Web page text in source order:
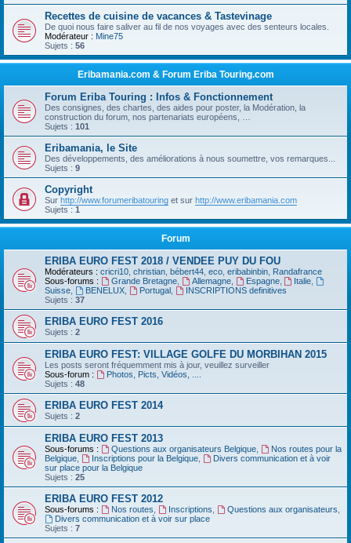
Recettes de cuisine de vacances & Tastevinage
De quoi nous faire saliver au fil de nos voyages avec des senteurs locales.
Modérateur : Mine75
Sujets : 56
Eribamania.com & Forum Eriba Touring.com
Forum Eriba Touring : Infos & Fonctionnement
Des consignes, des chartes, des aides pour poster, la Modération, la
construction du forum, nos partenariats européens, …
Sujets : 101
Eribamania, le Site
Des développements, des améliorations à nous soumettre, vos remarques...
Sujets : 9
Copyright
Sur http://www.forumeribatouring et sur http://www.eribamania.com
Sujets : 1
Forum
ERIBA EURO FEST 2018 / VENDEE PUY DU FOU
Modérateurs : cricri10 christian bébert44 eco eribabinbin Randafrance
Sous-forums :
Grande Bretagne, Allemagne, Espagne, Italie
Suisse
BENELUX, Portugal,
INSCRIPTIONS definitives
Sujets : 37
ERIBA EURO FEST 2016
Sujets : 2
ERIBA EURO FEST: VILLAGE GOLFE DU MORBIHAN 2015
Les posts seront fréquemment mis à jour, veuillez surveiller
Sous-forum :
Photos, Picts, Vidéos, ....
Sujets : 48
ERIBA EURO FEST 2014
Sujets : 2
ERIBA EURO FEST 2013
Sous-forums : Questions aux organisateurs Belgique,
Nos routes pour la
Belgique
Inscriptions pour la Belgique,
Divers communication et à voir
sur place pour la Belgique
Sujets : 25
ERIBA EURO FEST 2012
Sous-forums : Nos routes Inscriptions Questions aux organisateurs
Divers communication et à voir sur place
Sujets : 7